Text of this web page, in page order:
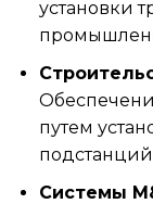
установки
путем
Системы